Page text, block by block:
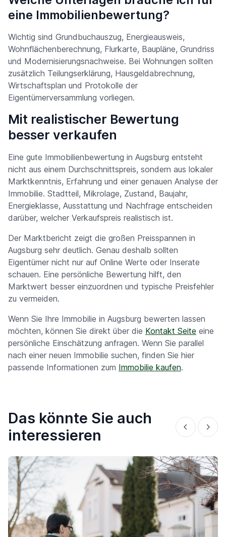
eine Immobilienbewertung?
Wichtig sind Grundbuchauszug, Energieausweis,
Wohnflächenberechnung, Flurkarte, Baupläne, Grundriss
und Modernisierungsnachweise. Bei Wohnungen sollten
zusätzlich Teilungserklärung, Hausgeldabrechnung,
Wirtschaftsplan und Protokolle der
Eigentümerversammlung vorliegen.
Mit realistischer Bewertung
besser verkaufen
Eine gute Immobilienbewertung in Augsburg entsteht
nicht aus einem Durchschnittspreis, sondern aus lokaler
Marktkenntnis, Erfahrung und einer genauen Analyse der
Immobilie. Stadtteil, Mikrolage, Zustand, Baujahr,
Energieklasse, Ausstattung und Nachfrage entscheiden
darüber, welcher Verkaufspreis realistisch ist.
Der Marktbericht zeigt die großen Preisspannen in
Augsburg sehr deutlich. Genau deshalb sollten
Eigentümer nicht nur auf Online Werte oder Inserate
schauen. Eine persönliche Bewertung hilft, den
Marktwert besser einzuordnen und typische Preisfehler
zu vermeiden.
Wenn Sie Ihre Immobilie in Augsburg bewerten lassen
möchten, können Sie direkt über die Kontakt Seite eine
persönliche Einschätzung anfragen. Wenn Sie parallel
nach einer neuen Immobilie suchen, finden Sie hier
passende Informationen zum Immobilie kaufen.
Das könnte Sie auch
interessieren